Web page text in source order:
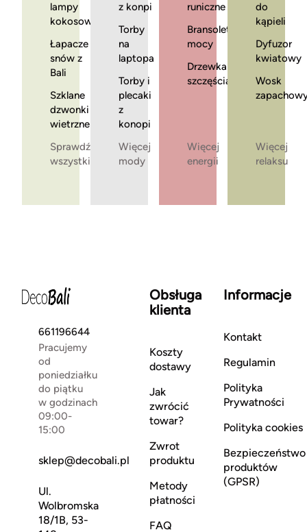
lampy
kokosowe
Łapacze
snów z
Bali
Szklane
dzwonki
wietrzne
Sprawdź
wszystkie
z konpi
Torby
na
laptopa
Torby i
plecaki
z
konopi
Więcej
mody
runiczne
Bransoletki
mocy
Drzewka
szczęścia
Więcej
energii
do
kąpieli
Dyfuzor
kwiatowy
Wosk
Więcej
relaksu
661196644
Pracujemy
od
poniedziałku
do piątku
w godzinach
09:00-
15:00
sklep@decobali.pl
Ul.
Wolbromska
18/1B, 53-
Obsługa
klienta
Koszty
dostawy
Jak
zwrócić
towar?
Zwrot
produktu
Metody
płatności
FAQ
Informacje
Kontakt
Regulamin
Polityka
Prywatności
Polityka cookies
Bezpieczeństwo
produktów
(GPSR)